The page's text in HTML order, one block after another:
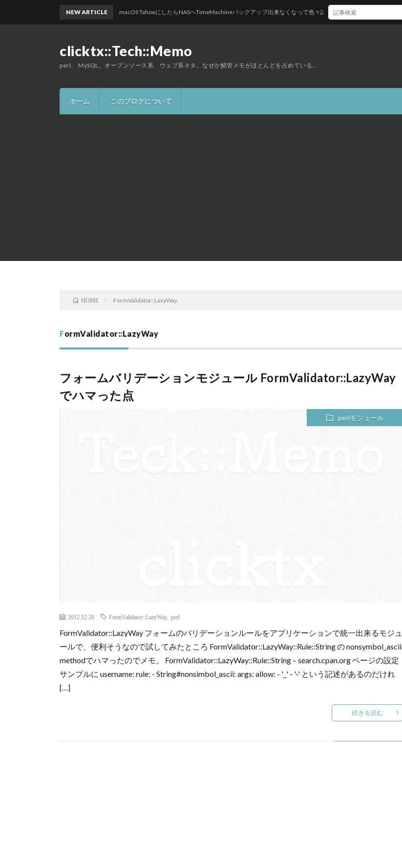
clicktx::Tech::Memo
perl、 MySQL、オープンソース系、ウェブ系ネタ。なぜか鯖管メモがほとんどを占めている…
ホーム このブログについて
NEW ARTICLE
macOS TahoeにしたらNASへTimeMachineバックアップ出来なくなって色々試したけど神記事のおかげで一発解消した
HOME FormValidator::LazyWay
FormValidator::LazyWay
フォームバリデーションモジュール FormValidator::LazyWay
でハマった点
perlモジュール
2012.12.26 FormValidator::LazyWay, perl
FormValidator::LazyWay フォームのバリデーションルールをアプリケーションで統一出来るモジュ
ールで、便利そうなので試してみたところ FormValidator::LazyWay::Rule::String の nonsymbol_ascii
methodでハマったのでメモ。 FormValidator::LazyWay::Rule::String – search.cpan.org ページの設定
サンプルに username: rule: - String#nonsimbol_ascii: args: allow: - '_' - '-' という記述があるのだけれ
[…]
続きを読む